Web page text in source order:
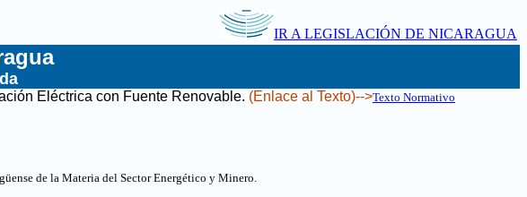
IR A LEGISLACIÓN DE NICARAGUA
Eléctrica con Fuente Renovable. (Enlace al Texto)-->Texto Normativo
de la Materia del Sector Energético y Minero.